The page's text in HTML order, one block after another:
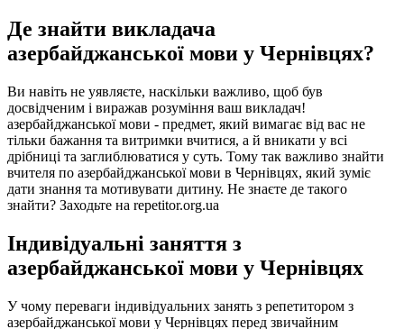
Де знайти викладача
азербайджанської мови у Чернівцях?
Ви навіть не уявляєте, наскільки важливо, щоб був
досвідченим і виражав розуміння ваш викладач!
азербайджанської мови - предмет, який вимагає від вас не
тільки бажання та витримки вчитися, а й вникати у всі
дрібниці та заглиблюватися у суть. Тому так важливо знайти
вчителя по азербайджанської мови в Чернівцях, який зуміє
дати знання та мотивувати дитину. Не знаєте де такого
знайти? Заходьте на repetitor.org.ua
Індивідуальні заняття з
азербайджанської мови у Чернівцях
У чому переваги індивідуальних занять з репетитором з
азербайджанської мови у Чернівцях перед звичайним